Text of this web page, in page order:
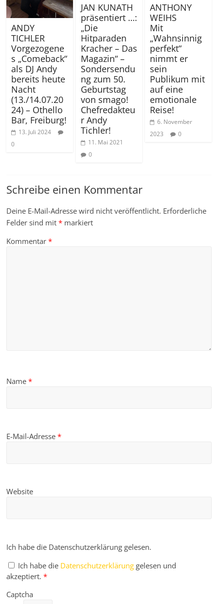
ANDY
TICHLER
Vorgezogene
s „Comeback“
als DJ Andy
bereits heute
Nacht
(13./14.07.20
24) – Othello
Bar, Freiburg!
13. Juli 2024
0
JAN KUNATH
präsentiert …:
„Die
Hitparaden
Kracher – Das
Magazin“ –
Sondersendu
ng zum 50.
Geburtstag
von smago!
Chefredakteu
r Andy
Tichler!
11. Mai 2021
0
ANTHONY
WEIHS
Mit
„Wahnsinnig
perfekt“
nimmt er
sein
Publikum mit
auf eine
emotionale
Reise!
6. November
2023
0
Schreibe einen Kommentar
Deine E-Mail-Adresse wird nicht veröffentlicht. Erforderliche
Felder sind mit* markiert
Kommentar*
Name*
E-Mail-Adresse*
Website
Ich habe die Datenschutzerklärung gelesen.
Ich habe die Datenschutzerklärung gelesen und
akzeptiert. *
Captcha